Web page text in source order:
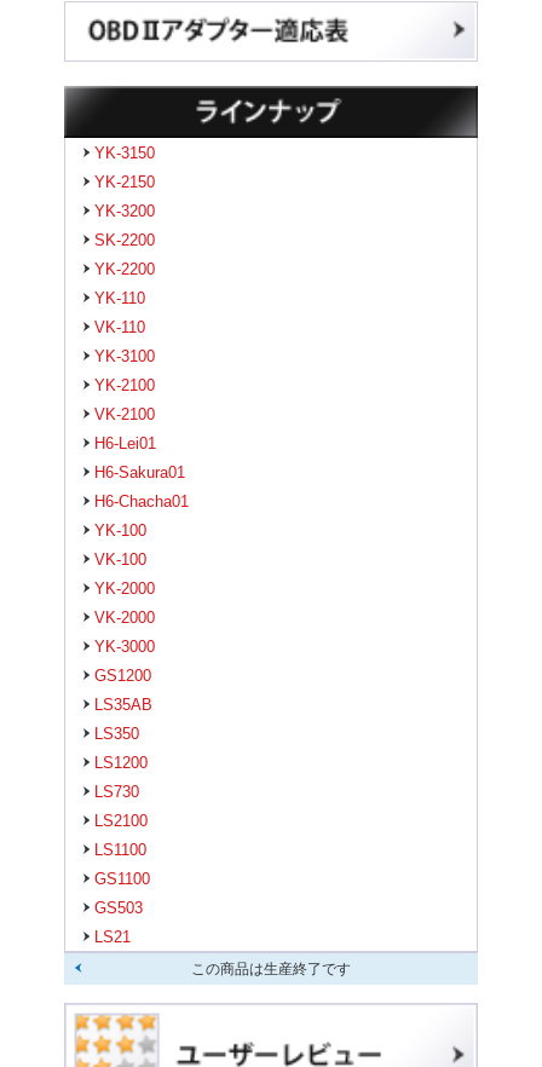
YK-3150
YK-2150
YK-3200
SK-2200
YK-2200
YK-110
VK-110
YK-3100
YK-2100
VK-2100
H6-Lei01
H6-Sakura01
H6-Chacha01
YK-100
VK-100
YK-2000
VK-2000
YK-3000
GS1200
LS35AB
LS350
LS1200
LS730
LS2100
LS1100
GS1100
GS503
LS21
この商品は生産終了です